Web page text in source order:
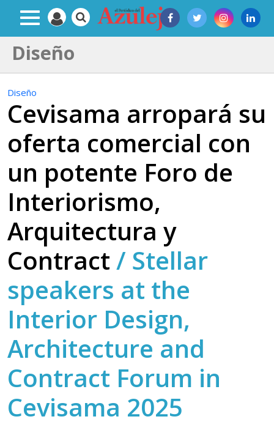
Diseño
Diseño
Cevisama arropará su
oferta comercial con
un potente Foro de
Interiorismo,
Arquitectura y
Contract / Stellar
speakers at the
Interior Design,
Architecture and
Contract Forum in
Cevisama 2025